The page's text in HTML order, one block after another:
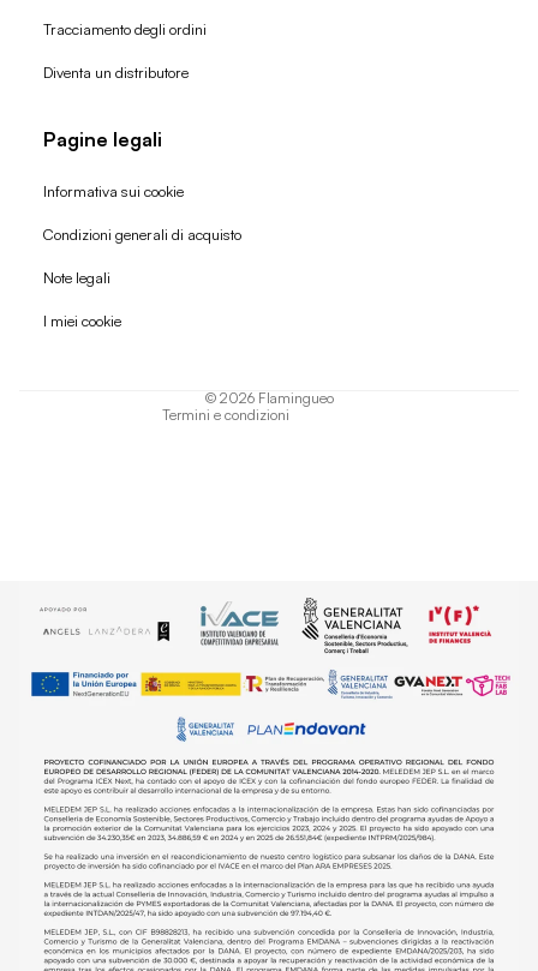
Tracciamento degli ordini
Diventa un distributore
Pagine legali
Informativa sui cookie
Condizioni generali di acquisto
Note legali
I miei cookie
© 2026 Flamingueo
Termini e condizioni
Politica di rimborso